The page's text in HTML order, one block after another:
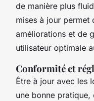
de manière plus
mises à jour permet
améliorations et de
utilisateur optimale
Conformité et
Être à jour avec les
une bonne pratique,